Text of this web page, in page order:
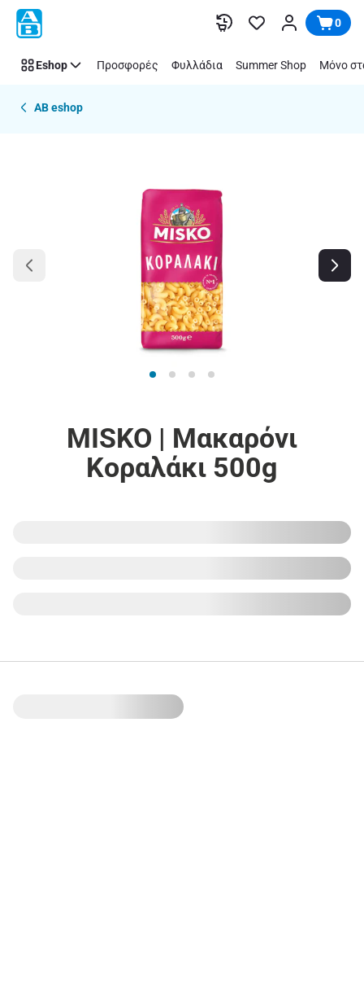
Παράλειψη 0
Eshop Προσφορές Φυλλάδια Summer Shop Μόνο
AB eshop
MISKO | Μακαρόνι
Κοραλάκι 500g